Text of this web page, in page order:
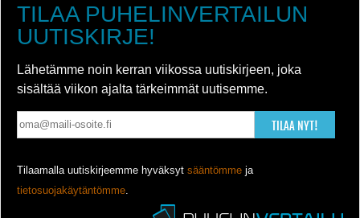
TILAA PUHELINVERTAILUN
UUTISKIRJE!
Lähetämme noin kerran viikossa uutiskirjeen, joka
sisältää viikon ajalta tärkeimmät uutisemme.
TILAA NYT!
Tilaamalla uutiskirjeemme hyväksyt sääntömme ja
tietosuojakäytäntömme